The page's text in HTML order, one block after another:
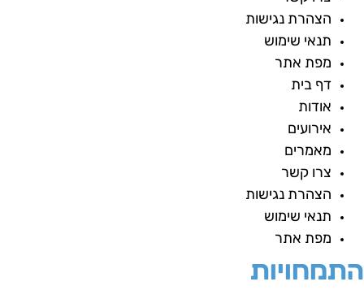
הצהרת נגישות
תנאי שימוש
מפת אתר
דף בית
אודות
אירועים
מאמרים
צרו קשר
הצהרת נגישות
תנאי שימוש
מפת אתר